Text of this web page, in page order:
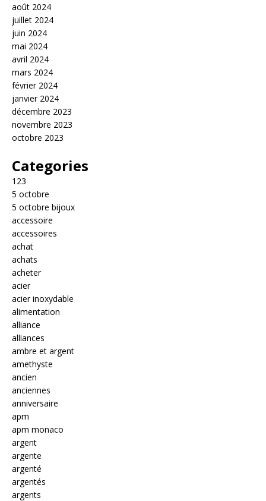
août 2024
juillet 2024
juin 2024
mai 2024
avril 2024
mars 2024
février 2024
janvier 2024
décembre 2023
novembre 2023
octobre 2023
Categories
123
5 octobre
5 octobre bijoux
accessoire
accessoires
achat
achats
acheter
acier
acier inoxydable
alimentation
alliance
alliances
ambre et argent
amethyste
ancien
anciennes
anniversaire
apm
apm monaco
argent
argente
argenté
argentés
argents